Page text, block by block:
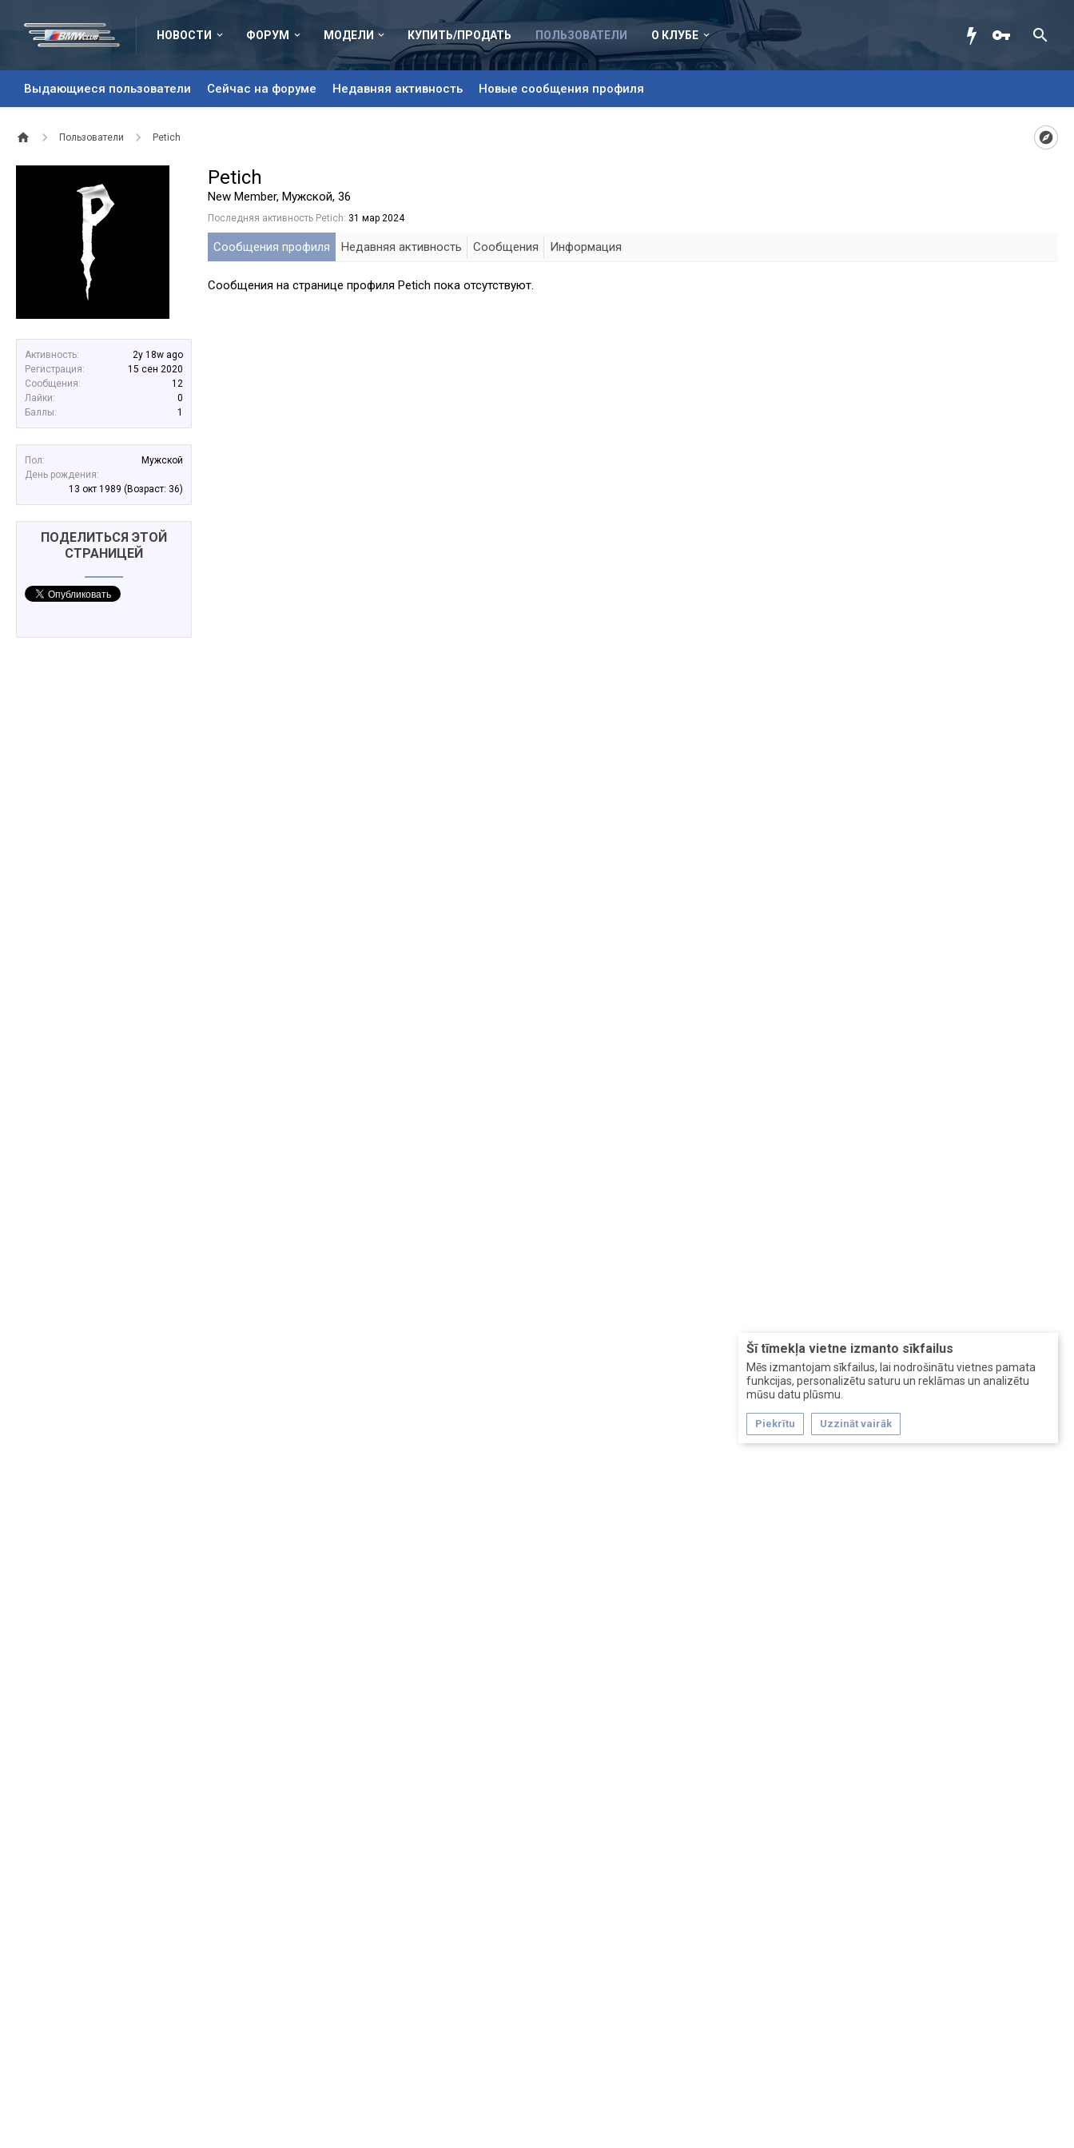
НОВОСТИ ФОРУМ МОДЕЛИ КУПИТЬ/ПРОДАТЬ ПОЛЬЗОВАТЕЛИ
Выдающиеся пользователи Сейчас на форуме Недавняя активность Новые сообщения профиля
О КЛУБЕ
Пользователи Petich
Šī tīmekļa vietne izmanto sīkfailus
Mēs izmantojam sīkfailus, lai nodrošinātu vietnes pamata
funkcijas, personalizētu saturu un reklāmas un analizētu
mūsu datu plūsmu.
Piekrītu Uzzināt vairāk
Активность:
2y 18w ago
Регистрация:
15 сен 2020
Сообщения:
12
Лайки:
0
Баллы:
1
Пол:
Мужской
День рождения:
13 окт 1989 (Возраст: 36)
ПОДЕЛИТЬСЯ ЭТОЙ
СТРАНИЦЕЙ
Petich
New Member, Мужской, 36
Последняя активность Petich: 31 мар 2024
Сообщения профиля Недавняя активность Сообщения Информация
Сообщения на странице профиля Petich пока отсутствуют.